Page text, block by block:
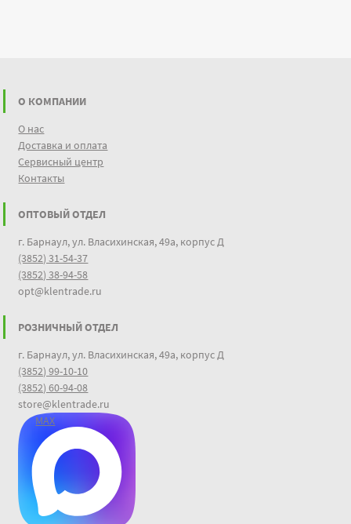
О КОМПАНИИ
О нас
Доставка и оплата
Сервисный центр
Контакты
ОПТОВЫЙ ОТДЕЛ
г. Барнаул, ул. Власихинская, 49а, корпус Д
(3852) 31-54-37
(3852) 38-94-58
opt@klentrade.ru
РОЗНИЧНЫЙ ОТДЕЛ
г. Барнаул, ул. Власихинская, 49а, корпус Д
(3852) 99-10-10
(3852) 60-94-08
store@klentrade.ru
MAX